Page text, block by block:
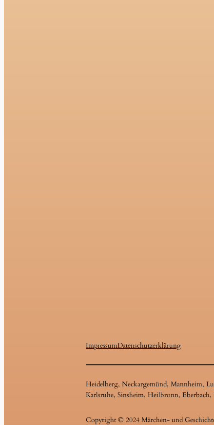
ImpressumDatenschutzerklärung
Heidelberg, Neckargemünd, Mannheim,
Karlsruhe, Sinsheim, Heilbronn,
Copyright © 2024 Märchen- und